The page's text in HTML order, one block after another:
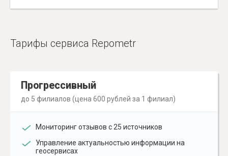
Тарифы сервиса Repometr
Прогрессивный
до 5 филиалов (цена 600 рублей за 1 филиал)
Мониторинг отзывов с 25 источников
Управление актуальностью информации на
геосервисах